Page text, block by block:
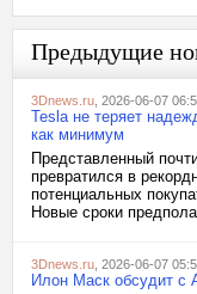
Предыдущие
3Dnews.ru , 2026-06-07
Tesla не теряет
как минимум
Представленный
превратился в
потенциальных
Новые сроки
3Dnews.ru , 2026-06-07
Илон Маск обсудит с